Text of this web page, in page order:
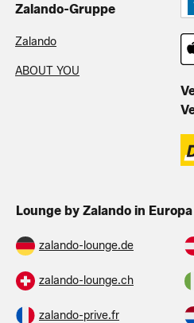
Zalando-Gruppe
Zalando
ABOUT YOU
Lounge by Zalando in Europa
zalando-lounge.de
zalando-lounge.ch
zalando-prive.fr